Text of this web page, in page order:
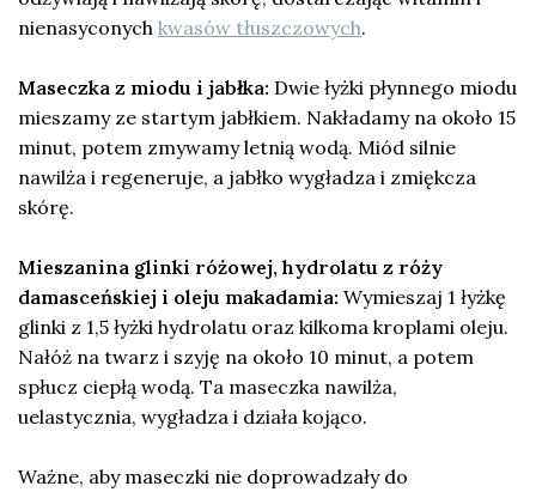
nienasyconych kwasów tłuszczowych.
Maseczka z miodu i jabłka: Dwie łyżki płynnego miodu
mieszamy ze startym jabłkiem. Nakładamy na około 15
minut, potem zmywamy letnią wodą. Miód silnie
nawilża i regeneruje, a jabłko wygładza i zmiękcza
skórę.
Mieszanina glinki różowej, hydrolatu z róży
damasceńskiej i oleju makadamia: Wymieszaj 1 łyżkę
glinki z 1,5 łyżki hydrolatu oraz kilkoma kroplami oleju.
Nałóż na twarz i szyję na około 10 minut, a potem
spłucz ciepłą wodą. Ta maseczka nawilża,
uelastycznia, wygładza i działa kojąco.
Ważne, aby maseczki nie doprowadzały do